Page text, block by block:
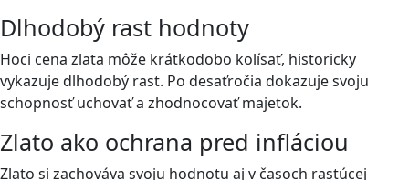
Dlhodobý rast hodnoty
Hoci cena zlata môže krátkodobo kolísať, historicky
vykazuje dlhodobý rast. Po desaťročia dokazuje svoju
schopnosť uchovať a zhodnocovať majetok.
Zlato ako ochrana pred infláciou
Zlato si zachováva svoju hodnotu aj v časoch rastúcej